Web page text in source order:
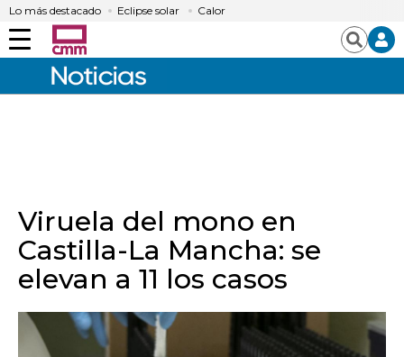
Lo más destacado Eclipse solar Calor
Menú Buscar
Viruela del mono en
Castilla-La Mancha: se
elevan a 11 los casos